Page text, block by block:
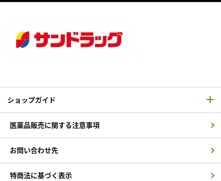
ショップガイド
医薬品販売に関する注意事項
お問い合わせ先
特商法に基づく表示